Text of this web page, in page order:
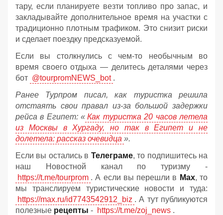
тару, если планируете везти топливо про запас, и
закладывайте дополнительное время на участки с
традиционно плотным трафиком. Это снизит риски
и сделает поездку предсказуемой.
Если вы столкнулись с чем-то необычным во
время своего отдыха — делитесь деталями через
бот @tourpromNEWS_bot .
Ранее Турпром писал, как туристка решила
отстаять свои правал из-за большой задержки
рейса в Египет:« Как туристка 20 часов летела
из Москвы в Хургаду, но так в Египет и не
долетела: рассказ очевидца ».
Если вы остались в Телеграме, то подпишитесь на
наш Новостной канал по туризму -
https://t.me/tourprom . А если вы перешли в Мах, то
мы транслируем туристические новости и туда:
https://max.ru/id7743542912_biz . А тут публикуются
полезные рецепты - https://t.me/zoj_news .